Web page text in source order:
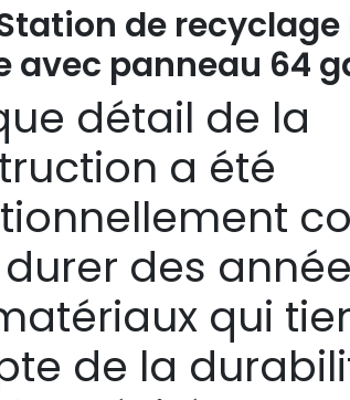
de
avec panneau 64
détail de la
a été
des
qui
de la